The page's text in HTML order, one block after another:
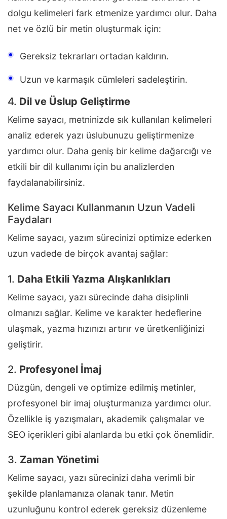
dolgu kelimeleri fark etmenize yardımcı olur. Daha
net ve özlü bir metin oluşturmak için:
Gereksiz tekrarları ortadan kaldırın.
Uzun ve karmaşık cümleleri sadeleştirin.
4. Dil ve Üslup Geliştirme
Kelime sayacı, metninizde sık kullanılan kelimeleri
analiz ederek yazı üslubunuzu geliştirmenize
yardımcı olur. Daha geniş bir kelime dağarcığı ve
etkili bir dil kullanımı için bu analizlerden
faydalanabilirsiniz.
Kelime Sayacı Kullanmanın Uzun Vadeli
Faydaları
Kelime sayacı, yazım sürecinizi optimize ederken
uzun vadede de birçok avantaj sağlar:
1. Daha Etkili Yazma Alışkanlıkları
Kelime sayacı, yazı sürecinde daha disiplinli
olmanızı sağlar. Kelime ve karakter hedeflerine
ulaşmak, yazma hızınızı artırır ve üretkenliğinizi
geliştirir.
2. Profesyonel İmaj
Düzgün, dengeli ve optimize edilmiş metinler,
profesyonel bir imaj oluşturmanıza yardımcı olur.
Özellikle iş yazışmaları, akademik çalışmalar ve
SEO içerikleri gibi alanlarda bu etki çok önemlidir.
3. Zaman Yönetimi
Kelime sayacı, yazı sürecinizi daha verimli bir
şekilde planlamanıza olanak tanır. Metin
uzunluğunu kontrol ederek gereksiz düzenleme